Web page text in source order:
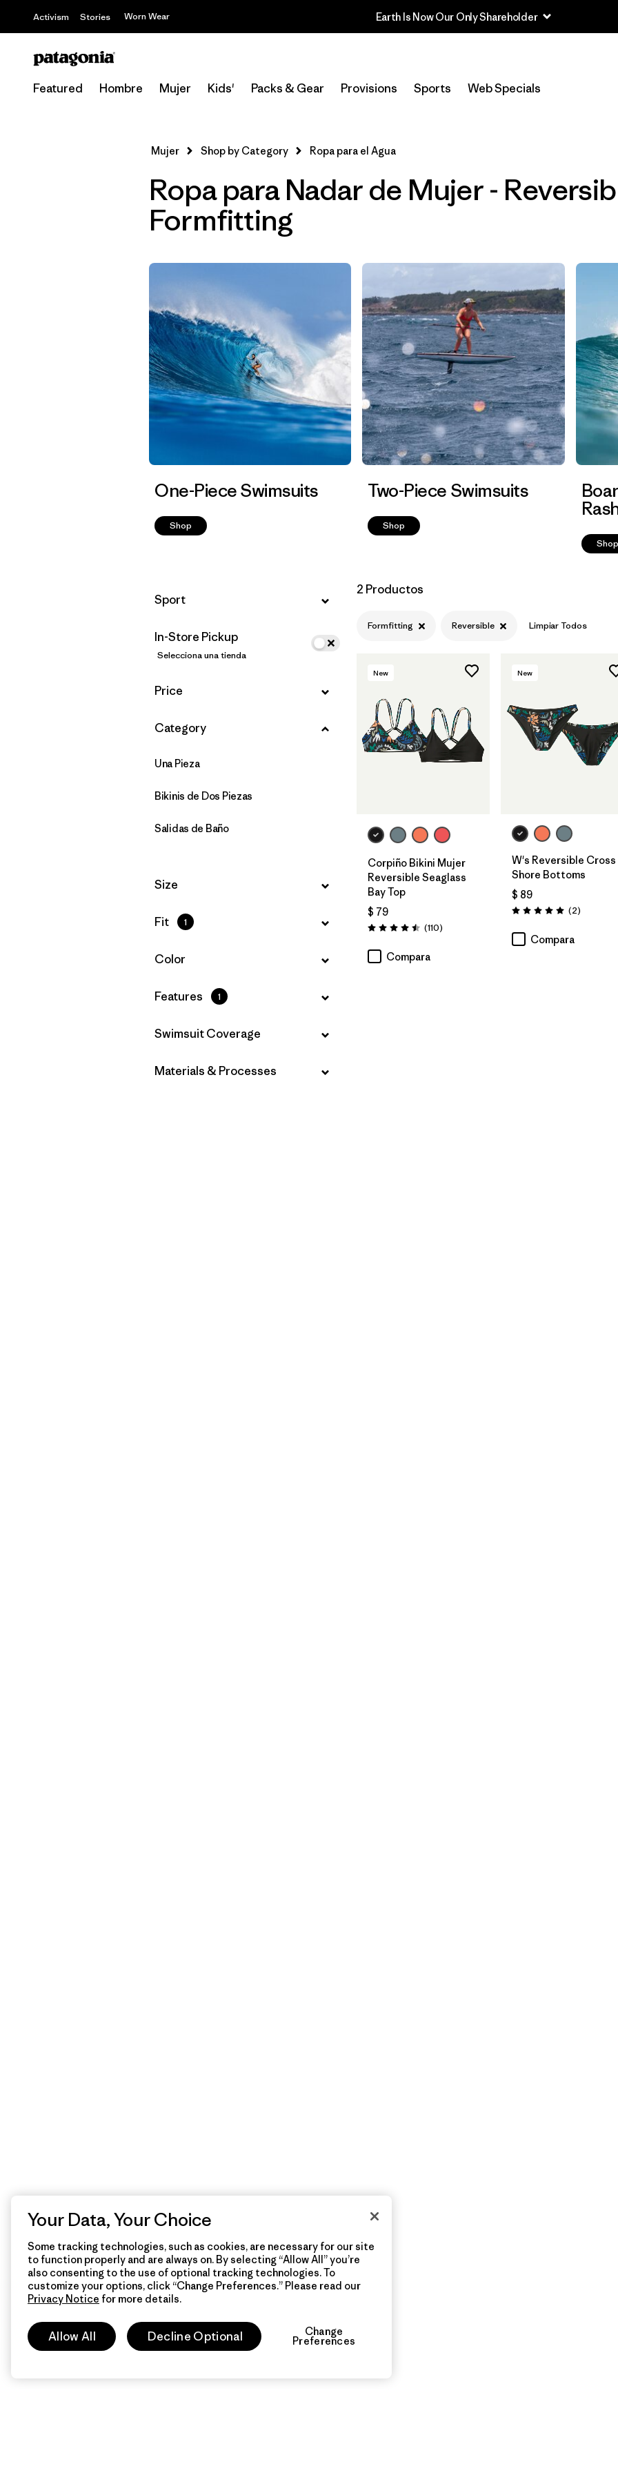
Activism Stories Worn Wear Earth Is Now Our Only Shareholder
Featured Hombre Mujer Kids' Packs & Gear Provisions Sports Web Specials
Filtrar por
Price
Filtrar por
Category
Filtrar por
1
Filtrar por
Filtrar por
Features 1
Filtrar por
Swimsuit Coverage
Filtrar por
Materials & Processes
Mujer Shop by Category Ropa para el Agua
Ropa para Nadar de Mujer -
Formfitting
One-Piece Swimsuits
Shop
Two-Piece Swimsuits
Shop
Shop
Filtrar por
Sport
In-Store Pickup
Selecciona una tienda
Filtrar por
Price
Filtrar por
Category
Una Pieza
Bikinis de Dos Piezas
Salidas de Baño
Filtrar por
Size
Filtrar por
Fit 1
Filtrar por
Color
Filtrar por
Features 1
Filtrar por
Swimsuit Coverage
Filtrar por
Materials & Processes
2 Productos
Formfitting Reversible Limpiar Todos
New
Corpiño Bikini Mujer
Reversible Seaglass
Bay Top
$ 79
Valoración: 4.5 / 5
(110Comentarios
)
Compara
New
W's Reversible Cross
Shore Bottoms
$ 89
Valoración: 5.0 / 5
(2)
Compara
Your Data, Your Choice
Some tracking technologies, such as cookies, are necessary for our site
to function properly and are always on. By selecting “Allow All” you’re
also consenting to the use of optional tracking technologies. To
customize your options, click “Change Preferences.” Please read our
Privacy Notice for more details.
Allow All Decline Optional Change
Preferences